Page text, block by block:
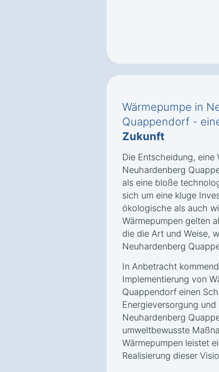
Wärmepumpe in
Quappendorf -
Zukunft
Die Entscheidung, eine
Neuhardenberg
als eine bloße
sich um eine kluge
ökologische als auch
Wärmepumpen gelten
die die Art und Weise,
Neuhardenberg
In Anbetracht
Implementierung von
Quappendorf einen
Energieversorgung
Neuhardenberg
umweltbewusste
Wärmepumpen leistet
Realisierung dieser